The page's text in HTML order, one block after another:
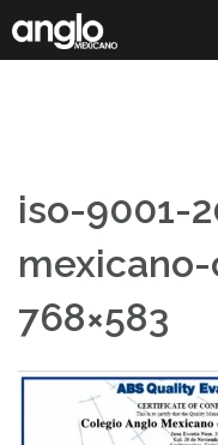
contenido
iso-9001-
768×583